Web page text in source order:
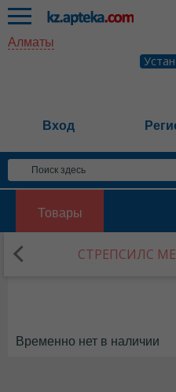
Алматы
Вход
Товары
СТРЕПСИЛС
Временно нет в наличии